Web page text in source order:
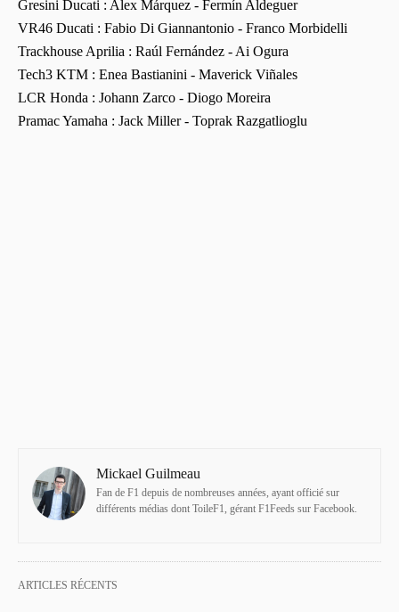
Gresini Ducati : Alex Márquez - Fermín Aldeguer
VR46 Ducati : Fabio Di Giannantonio - Franco Morbidelli
Trackhouse Aprilia : Raúl Fernández - Ai Ogura
Tech3 KTM : Enea Bastianini - Maverick Viñales
LCR Honda : Johann Zarco - Diogo Moreira
Pramac Yamaha : Jack Miller - Toprak Razgatlioglu
Mickael Guilmeau
Fan de F1 depuis de nombreuses années, ayant officié sur
différents médias dont ToileF1, gérant F1Feeds sur Facebook.
ARTICLES RÉCENTS